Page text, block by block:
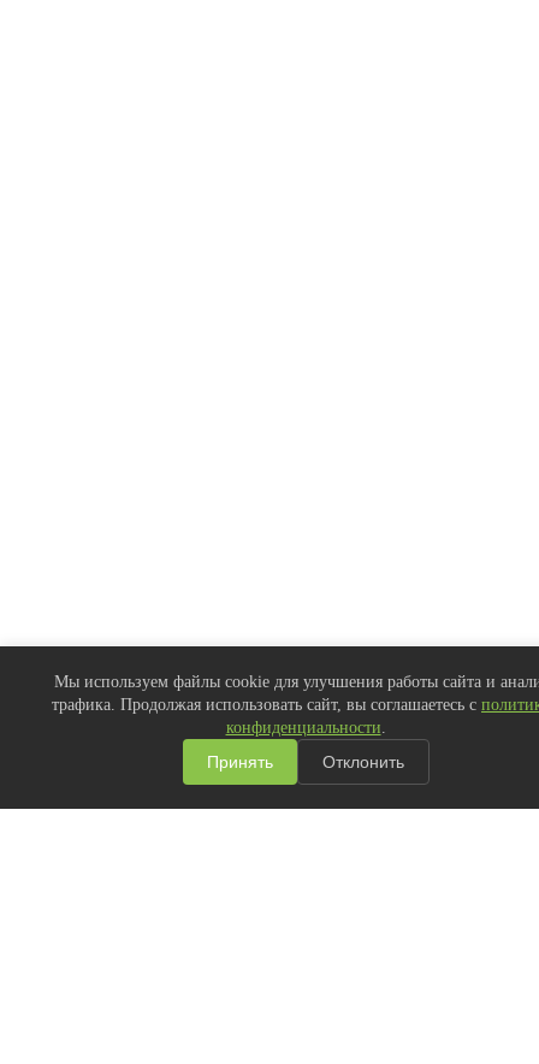
Купить подписку
на PRO-аккаунт
Купить| Подробнее
Мы используем файлы cookie для улучшения работы сайта и
трафика. Продолжая использовать сайт, вы соглашаетесь с
конфиденциальности.
Принять Отклонить